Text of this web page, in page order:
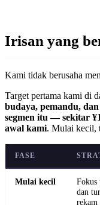
Irisan yang
Kami tidak berusaha
Target pertama kami di
budaya, pemandu,
segmen itu — sekitar
awal kami. Mulai kecil,
FASE
Mulai kecil
Fokus
dan
rekam